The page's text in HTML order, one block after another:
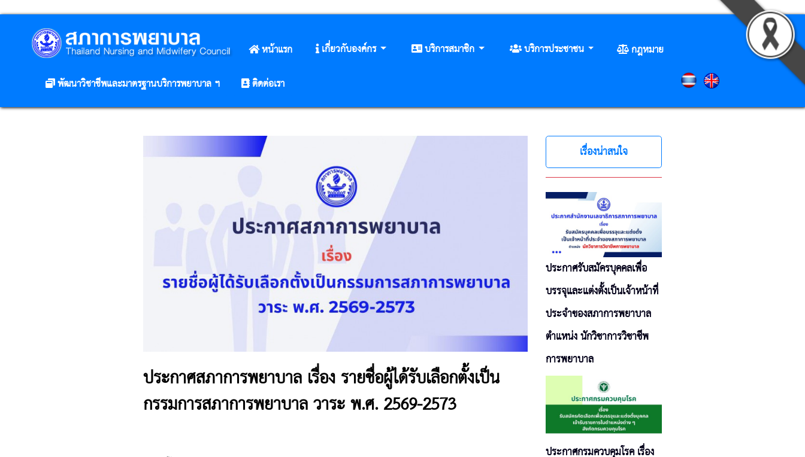
หน้าแรก เกี่ยวกับองค์กร บริการสมาชิก บริการประชาชน
กฎหมาย
พัฒนาวิชาชีพและมาตรฐานบริการพยาบาล ฯ
ติดต่อเรา
ประกาศสภาการพยาบาล เรื่อง รายชื่อผู้ได้รับเลือกตั้งเป็น
กรรมการสภาการพยาบาล วาระ พ.ศ. 2569-2573
เรื่องน่าสนใจ
ประกาศรับสมัครบุคคลเพื่อ
บรรจุและแต่งตั้งเป็นเจ้าหน้าที่
ประจำของสภาการพยาบาล
ตำแหน่ง นักวิชาการวิชาชีพ
การพยาบาล
ประกาศกรมควบคุมโรค เรื่อง